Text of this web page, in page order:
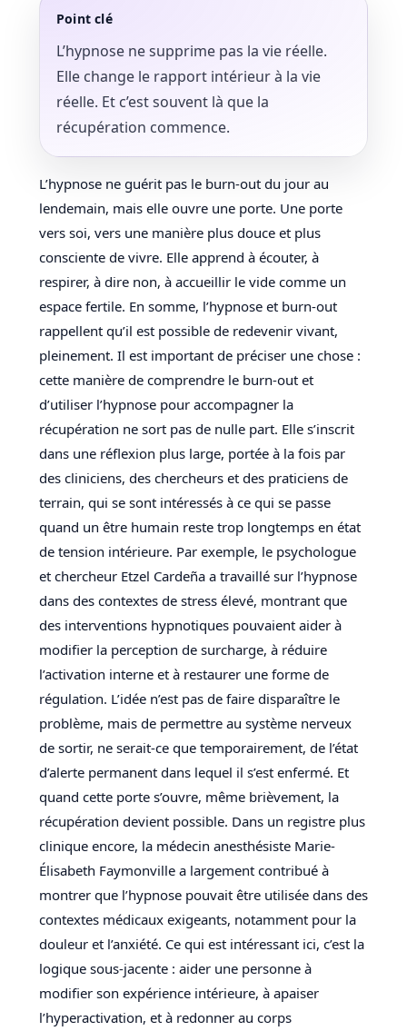
Point clé
L’hypnose ne supprime pas la vie réelle.
Elle change le rapport intérieur à la vie
réelle. Et c’est souvent là que la
récupération commence.
L’hypnose ne guérit pas le burn-out du jour au
lendemain, mais elle ouvre une porte. Une porte
vers soi, vers une manière plus douce et plus
consciente de vivre. Elle apprend à écouter, à
respirer, à dire non, à accueillir le vide comme un
espace fertile. En somme, l’hypnose et burn-out
rappellent qu’il est possible de redevenir vivant,
pleinement. Il est important de préciser une chose :
cette manière de comprendre le burn-out et
d’utiliser l’hypnose pour accompagner la
récupération ne sort pas de nulle part. Elle s’inscrit
dans une réflexion plus large, portée à la fois par
des cliniciens, des chercheurs et des praticiens de
terrain, qui se sont intéressés à ce qui se passe
quand un être humain reste trop longtemps en état
de tension intérieure. Par exemple, le psychologue
et chercheur Etzel Cardeña a travaillé sur l’hypnose
dans des contextes de stress élevé, montrant que
des interventions hypnotiques pouvaient aider à
modifier la perception de surcharge, à réduire
l’activation interne et à restaurer une forme de
régulation. L’idée n’est pas de faire disparaître le
problème, mais de permettre au système nerveux
de sortir, ne serait-ce que temporairement, de l’état
d’alerte permanent dans lequel il s’est enfermé. Et
quand cette porte s’ouvre, même brièvement, la
récupération devient possible. Dans un registre plus
clinique encore, la médecin anesthésiste Marie-
Élisabeth Faymonville a largement contribué à
montrer que l’hypnose pouvait être utilisée dans des
contextes médicaux exigeants, notamment pour la
douleur et l’anxiété. Ce qui est intéressant ici, c’est la
logique sous-jacente : aider une personne à
modifier son expérience intérieure, à apaiser
l’hyperactivation, et à redonner au corps